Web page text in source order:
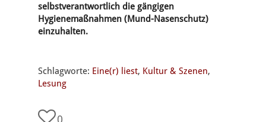
selbstverantwortlich die gängigen
Hygienemaßnahmen (Mund-Nasenschutz)
einzuhalten.
Schlagworte: Eine(r) liest, Kultur & Szenen,
Lesung
0